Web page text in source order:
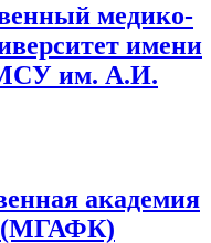
медико-
имени
им. А.И.
академия
(МГАФК)